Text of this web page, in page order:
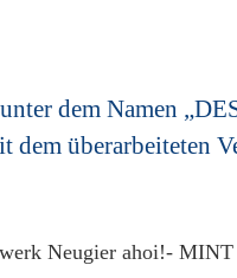
dem Namen
dem überarbeiteten
Neugier ahoi!-